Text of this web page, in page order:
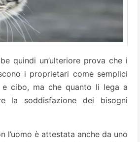
quindi un’ulteriore prova che i
i proprietari come semplici
cibo, ma che quanto li lega a
la soddisfazione dei bisogni
l’uomo è attestata anche da uno